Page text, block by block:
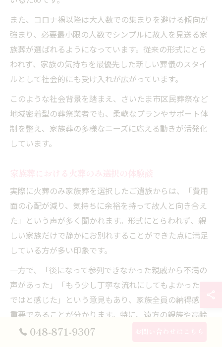
また、コロナ禍以降は大人数での集まりを避ける傾向が
強まり、必要最小限の人数でシンプルに故人を見送る家
族葬が選ばれるようになっています。従来の形式にとら
われず、家族の気持ちを最優先した新しい葬儀のスタイ
ルとして社会的にも受け入れが広がっています。
このような社会背景を踏まえ、さいたま市区民葬祭など
地域密着型の葬祭業者でも、柔軟なプランやサポート体
制を整え、家族葬の多様なニーズに応える動きが活発化
しています。
実際に火葬のみ家族葬を選択したご遺族からは、「費用
面の心配が減り、気持ちに余裕を持って故人と向き合え
た」という声が多く聞かれます。形式にとらわれず、親
しい家族だけで静かにお別れすることができた点に満足
している方が多い印象です。
一方で、「後になって参列できなかった親戚から不満の
声があった」「もう少し丁寧な流れにしてもよかったの
ではと感じた」という意見もあり、家族全員の納得感が
重要であることが分かります。特に、遠方の親族や高齢
者の参加の有無は事前にしっかり確認しておきましょ
048-871-9307